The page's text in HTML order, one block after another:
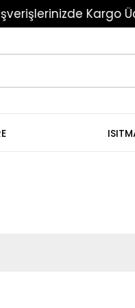
Kargo